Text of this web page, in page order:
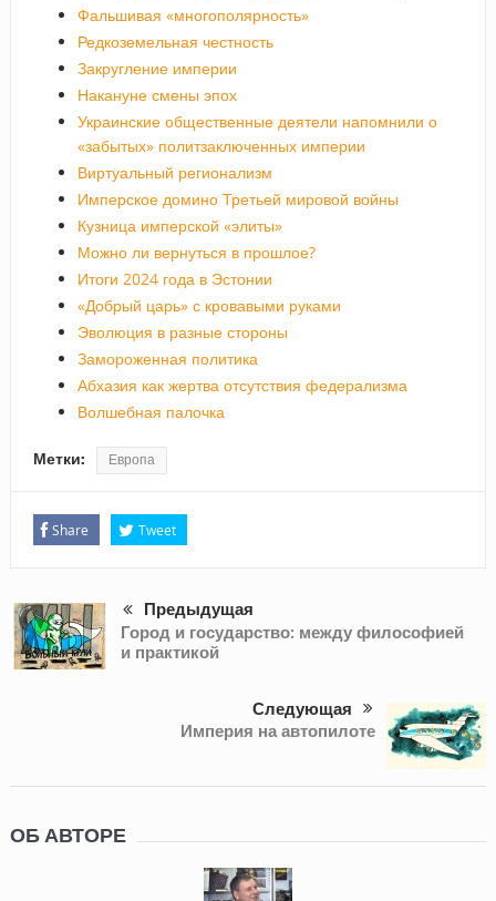
Фальшивая «многополярность»
Редкоземельная честность
Закругление империи
Накануне смены эпох
Украинские общественные деятели напомнили о
«забытых» политзаключенных империи
Виртуальный регионализм
Имперское домино Третьей мировой войны
Кузница имперской «элиты»
Можно ли вернуться в прошлое?
Итоги 2024 года в Эстонии
«Добрый царь» с кровавыми руками
Эволюция в разные стороны
Замороженная политика
Абхазия как жертва отсутствия федерализма
Волшебная палочка
Метки: Европа
Share Tweet
Предыдущая
Город и государство: между философией
и практикой
Следующая
Империя на автопилоте
ОБ АВТОРЕ